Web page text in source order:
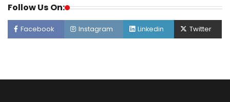
Follow Us On:
Facebook Instagram Linkedin Twitter